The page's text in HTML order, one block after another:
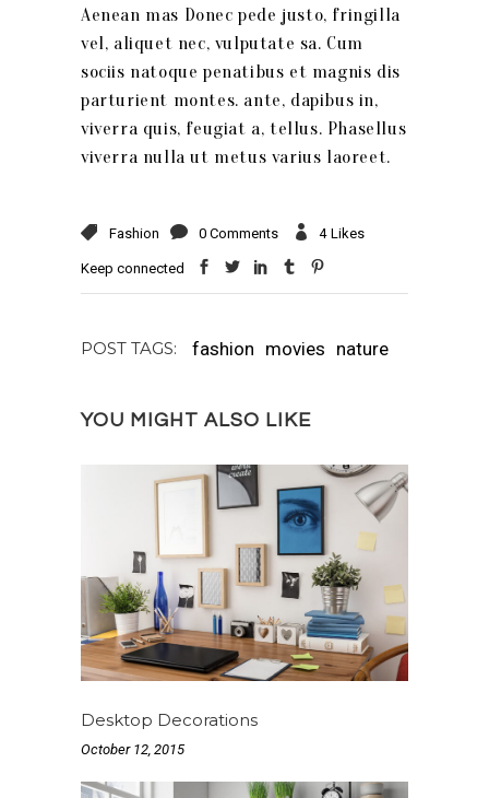
Aenean mas Donec pede justo, fringilla
vel, aliquet nec, vulputate sa. Cum
sociis natoque penatibus et magnis dis
parturient montes. ante, dapibus in,
viverra quis, feugiat a, tellus. Phasellus
viverra nulla ut metus varius laoreet.
Fashion 0 Comments 4 Likes
Keep connected
POST TAGS: fashion movies nature
YOU MIGHT ALSO LIKE
Desktop Decorations
October 12, 2015